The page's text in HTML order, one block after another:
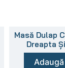
Masă Dulap
Dreapta